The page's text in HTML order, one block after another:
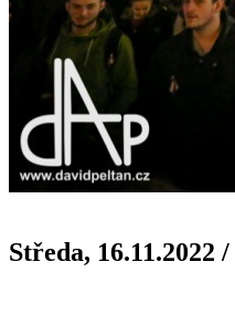
Středa, 16.11.2022 /